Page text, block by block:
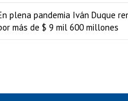
plena pandemia Iván Duque
más de $ 9 mil 600 millones